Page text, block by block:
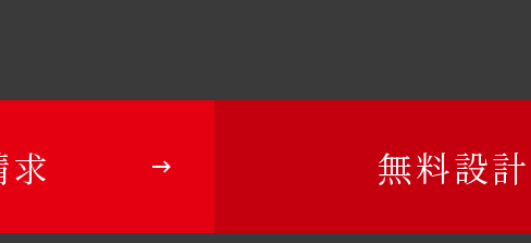
無料設